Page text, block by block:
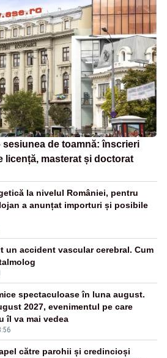
sesiunea de toamnă: înscrieri
licență, masterat și doctorat
la nivelul României, pentru
a anunțat importuri și posibile
un accident vascular cerebral. Cum
spectaculoase în luna august.
2027, evenimentul pe care
îl va mai vedea
către parohii și credincioși